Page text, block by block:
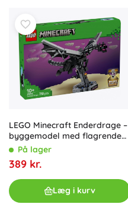
LEGO Minecraft Enderdrage –
byggemodel med flagrende
vinger
På lager
389 kr.
Læg i kurv